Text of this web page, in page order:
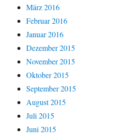
März 2016
Februar 2016
Januar 2016
Dezember 2015
November 2015
Oktober 2015
September 2015
August 2015
Juli 2015
Juni 2015